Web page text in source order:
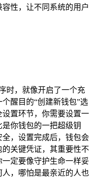
性，让不同系统的用户
时，就像开启了一个充
醒目的“创建新钱包”选
置环节，你需要设置一
你钱包的一把超级钥
，设置完成后，钱包会
关键凭证，其重要性不
定要像守护生命一样妥
，哪怕是最亲近的人也